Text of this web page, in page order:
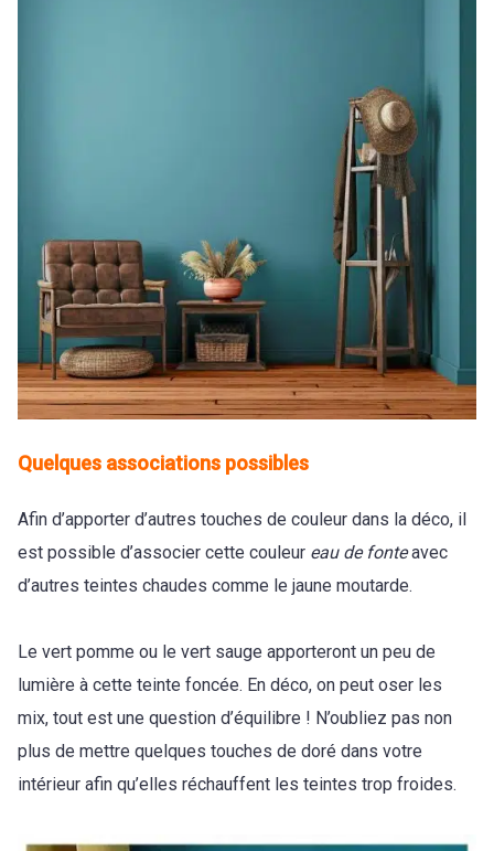
Quelques associations possibles
Afin d’apporter d’autres touches de couleur dans la déco, il
est possible d’associer cette couleur eau de fonteavec
d’autres teintes chaudes comme le jaune moutarde.
Le vert pomme ou le vert sauge apporteront un peu de
lumière à cette teinte foncée. En déco, on peut oser les
mix, tout est une question d’équilibre ! N’oubliez pas non
plus de mettre quelques touches de doré dans votre
intérieur afin qu’elles réchauffent les teintes trop froides.